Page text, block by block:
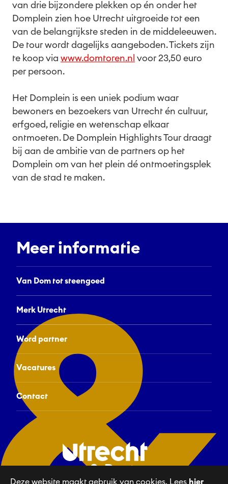
van drie bijzondere plekken op én onder het
Domplein zien hoe Utrecht uitgroeide tot een
van de belangrijkste steden in de middeleeuwen.
De tour wordt dagelijks aangeboden. Tickets zijn
te koop via www.domtoren.nl voor 23,50 euro
per persoon.
Het Domplein is een uniek podium waar
bewoners en bezoekers van Utrecht én cultuur,
erfgoed, religie en wetenschap elkaar
ontmoeten. De Domplein Highlights Tour draagt
bij aan de ambitie van de partners op het
Domplein om van het plein dé ontmoetingsplek
van de stad te maken.
Meer informatie
Van Dom tot steengoed
Merk Utrecht
Word partner
Vacatures
Contact
Deze website maakt gebruik van cookies. Lees hier